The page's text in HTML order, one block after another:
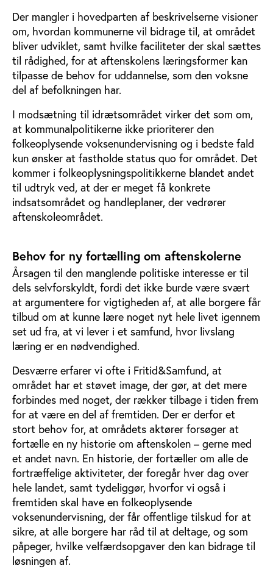
Der mangler i hovedparten af beskrivelserne visioner
om, hvordan kommunerne vil bidrage til, at området
bliver udviklet, samt hvilke faciliteter der skal sættes
til rådighed, for at aftenskolens læringsformer kan
tilpasse de behov for uddannelse, som den voksne
del af befolkningen har.
I modsætning til idrætsområdet virker det som om,
at kommunalpolitikerne ikke prioriterer den
folkeoplysende voksenundervisning og i bedste fald
kun ønsker at fastholde status quo for området. Det
kommer i folkeoplysningspolitikkerne blandet andet
til udtryk ved, at der er meget få konkrete
indsatsområdet og handleplaner, der vedrører
aftenskoleområdet.
Behov for ny fortælling om aftenskolerne
Årsagen til den manglende politiske interesse er til
dels selvforskyldt, fordi det ikke burde være svært
at argumentere for vigtigheden af, at alle borgere får
tilbud om at kunne lære noget nyt hele livet igennem
set ud fra, at vi lever i et samfund, hvor livslang
læring er en nødvendighed.
Desværre erfarer vi ofte i Fritid&Samfund, at
området har et støvet image, der gør, at det mere
forbindes med noget, der rækker tilbage i tiden frem
for at være en del af fremtiden. Der er derfor et
stort behov for, at områdets aktører forsøger at
fortælle en ny historie om aftenskolen – gerne med
et andet navn. En historie, der fortæller om alle de
fortræffelige aktiviteter, der foregår hver dag over
hele landet, samt tydeliggør, hvorfor vi også i
fremtiden skal have en folkeoplysende
voksenundervisning, der får offentlige tilskud for at
sikre, at alle borgere har råd til at deltage, og som
påpeger, hvilke velfærdsopgaver den kan bidrage til
løsningen af.